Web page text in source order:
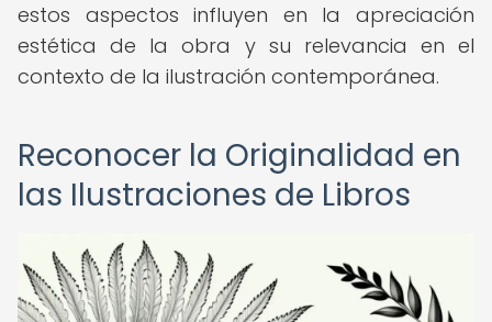
estos aspectos influyen en la apreciación
estética de la obra y su relevancia en el
contexto de la ilustración contemporánea.
Reconocer la Originalidad en
las Ilustraciones de Libros